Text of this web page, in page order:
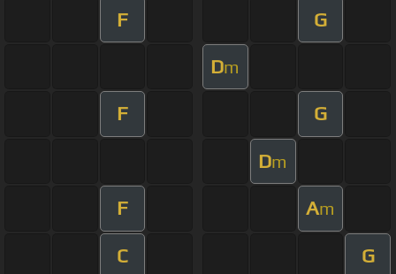
F G
Dm
F G
Dm
F Am
C G